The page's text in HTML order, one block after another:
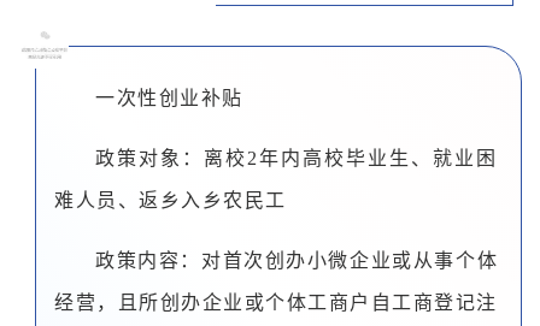
06
一次性创业补贴
政策对象：离校2年内高校毕业生、就业困
难人员、返乡入乡农民工
政策内容：对首次创办小微企业或从事个体
经营，且所创办企业或个体工商户自工商登记注